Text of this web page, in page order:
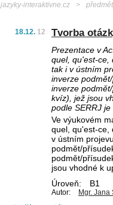
jazyky-interaktivne.cz >
18.12. 12 Tvorba
Prezentace v
quel, qu'est-ce,
tak i v ústním
inverze
inverze
kvíz), jež jsou
podle SERRJ je
Ve výukovém
quel, qu'est-ce,
v ústním
podmět/
podmět/
jsou vhodné k
Úroveň:
B1
Autor: Mgr. Jana